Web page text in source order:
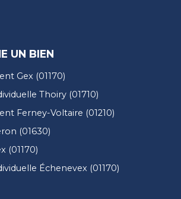
UN BIEN
Gex (01170)
Thoiry (01710)
Ferney-Voltaire (01210)
(01630)
(01170)
Échenevex (01170)